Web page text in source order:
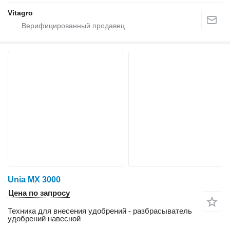
Vitagro
Unia MX 3000
Цена по запросу
Техника для внесения удобрений - разбрасыватель
удобрений навесной